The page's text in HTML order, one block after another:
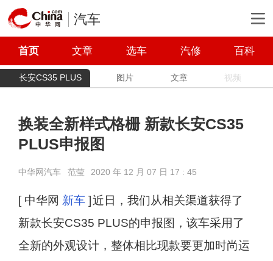
汽车
首页 文章 选车 汽修 百科
长安CS35 PLUS 图片 文章 视频
换装全新样式格栅 新款长安CS35
PLUS申报图
中华网汽车 范莹 2020 年 12 月 07 日 17 : 45
[ 中华网 新车] 近日，我们从相关渠道获得了
新款长安CS35 PLUS的申报图，该车采用了
全新的外观设计，整体相比现款要更加时尚运